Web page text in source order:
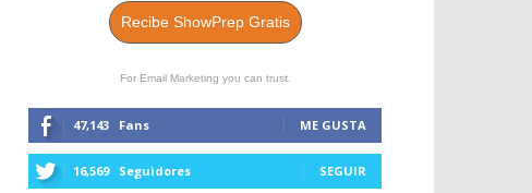
Recibe ShowPrep Gratis
For Email Marketing you can trust.
47,143 Fans ME GUSTA
16,569 Seguidores SEGUIR